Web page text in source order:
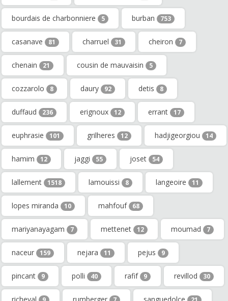
bourdais de charbonniere 5 burban 753
casanave 81 charruel 31 cheiron 7
chenain 21 cousin de mauvaisin 5
cozzarolo 8 daury 92 detis 8
duffaud 236 erignoux 12 errant 17
euphrasie 101 grilheres 12 hadjigeorgiou 14
hamim 12 jaggi 55 joset 54
lallement 1518 lamouissi 8 langeoire 11
lopes miranda 10 mahfouf 68
mariyanayagam 7 mettenet 12 moumad 7
naceur 159 nejara 11 pejus 9
pincant 9 polli 40 rafif 9 revillod 30